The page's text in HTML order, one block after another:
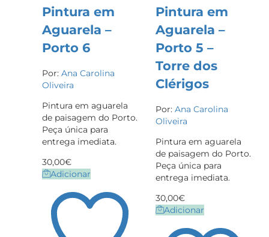
Pintura em
Aguarela –
Porto 6
Por: Ana Carolina
Oliveira
Pintura em aguarela
de paisagem do Porto.
Peça única para
entrega imediata.
30,00€
Adicionar
Pintura em
Aguarela –
Porto 5 –
Torre dos
Clérigos
Por: Ana Carolina
Oliveira
Pintura em aguarela
de paisagem do Porto.
Peça única para
entrega imediata.
30,00€
Adicionar